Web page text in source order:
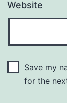
Website
Save my
for the